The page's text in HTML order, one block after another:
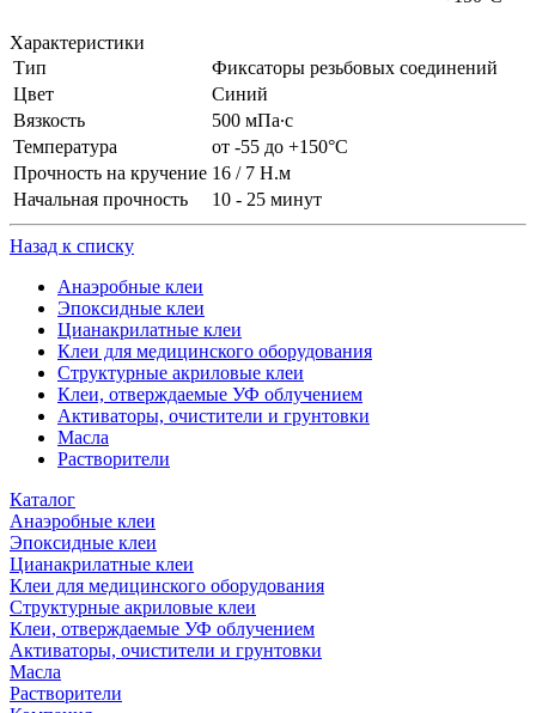
Характеристики
Тип
Фиксаторы резьбовых соединений
Цвет
Синий
Вязкость
500 мПа∙с
Температура
от -55 до +150°С
Прочность на кручение 16 / 7 Н.м
Начальная прочность
10 - 25 минут
Назад к списку
Анаэробные клеи
Эпоксидные клеи
Цианакрилатные клеи
Клеи для медицинского оборудования
Структурные акриловые клеи
Клеи, отверждаемые УФ облучением
Активаторы, очистители и грунтовки
Масла
Растворители
Каталог
Анаэробные клеи
Эпоксидные клеи
Цианакрилатные клеи
Клеи для медицинского оборудования
Структурные акриловые клеи
Клеи, отверждаемые УФ облучением
Активаторы, очистители и грунтовки
Масла
Растворители